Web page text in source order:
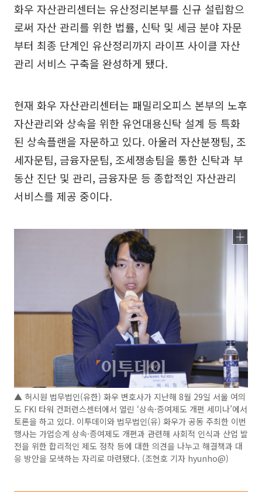
화우 자산관리센터는 유산정리본부를 신규 설립함으
로써 자산 관리를 위한 법률, 신탁 및 세금 분야 자문
부터 최종 단계인 유산정리까지 라이프 사이클 자산
관리 서비스 구축을 완성하게 됐다.
현재 화우 자산관리센터는 패밀리오피스 본부의 노후
자산관리와 상속을 위한 유언대용신탁 설계 등 특화
된 상속플랜을 자문하고 있다. 아울러 자산분쟁팀, 조
세자문팀, 금융자문팀, 조세쟁송팀을 통한 신탁과 부
동산 진단 및 관리, 금융자문 등 종합적인 자산관리
서비스를 제공 중이다.
▲ 허시원 법무법인(유한) 화우 변호사가 지난해 8월 29일 서울 여의
도 FKI 타워 컨퍼런스센터에서 열린 ‘상속·증여제도 개편 세미나’에서
토론을 하고 있다. 이투데이와 법무법인(유) 화우가 공동 주최한 이번
행사는 가업승계 상속·증여제도 개편과 관련해 사회적 인식과 산업 발
전을 위한 합리적인 제도 정착 등에 대한 의견을 나누고 해결책과 대
응 방안을 모색하는 자리로 마련됐다. (조현호 기자 hyunho@)